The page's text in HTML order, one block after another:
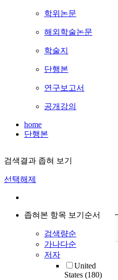
학위논문
해외학술논문
학술지
단행본
연구보고서
공개강의
home
단행본
검색결과 좁혀 보기
선택해제
좁혀본 항목 보기순서
검색량순
가나다순
저자
United
States (180)